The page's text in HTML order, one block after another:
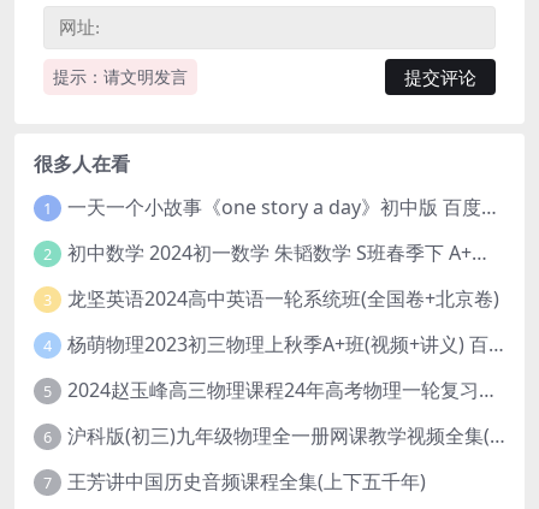
提示：请文明发言
很多人在看
1 一天一个小故事《one story a day》初中版 百度网盘分享下载
2 初中数学 2024初一数学 朱韬数学 S班春季下 A+班春季下 百度云网盘
3 龙坚英语2024高中英语一轮系统班(全国卷+北京卷)
4 杨萌物理2023初三物理上秋季A+班(视频+讲义) 百度网盘分享
5 2024赵玉峰高三物理课程24年高考物理一轮复习网课教程
6 沪科版(初三)九年级物理全一册网课教学视频全集(录播版 杜春雨 66讲)
7 王芳讲中国历史音频课程全集(上下五千年)